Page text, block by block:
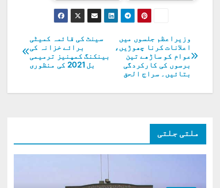
پوسٹوں
کی
نیویگیشن
سینٹ کی قائمہ کمیٹی
برائے خزانہ کی
بینکنگ کمپنیز ترمیمی
بل 2021 کی منظوری
وزیراعظم جلسوں میں
اعلانات کرنا چھوڑیں،
عوام کو ساڑھے تین
برسوں کی کارکردگی
بتائیں۔ سراج الحق
ملتی جلتی